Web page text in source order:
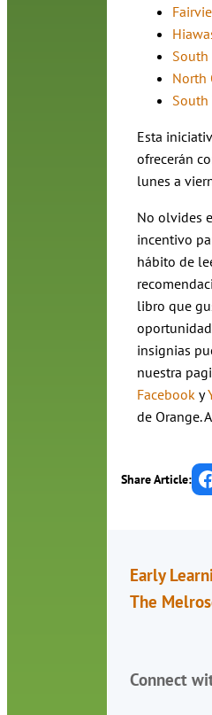
South
North
South
Esta
ofrecerán
lunes a
No olvides
incentivo
hábito de
libro que
insignias
nuestra
Facebooky
de Orange.
Share Article: Share on Facebook
Early
The
Connect